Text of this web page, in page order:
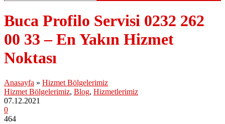
Buca Profilo Servisi 0232 262
00 33 – En Yakın Hizmet
Noktası
Anasayfa » Hizmet Bölgelerimiz
Hizmet Bölgelerimiz, Blog, Hizmetlerimiz
07.12.2021
0
464